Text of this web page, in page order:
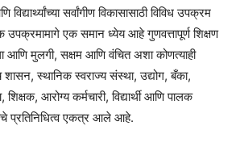
सर्वांगीण विकासासाठी विविध उपक्रम
एक समान ध्येय आहे गुणवत्तापूर्ण शिक्षण
आणि मुलगी, सक्षम आणि वंचित अशा कोणत्याही
स्थानिक स्वराज्य संस्था, उद्योग, बँका,
शिक्षक, आरोग्य कर्मचारी, विद्यार्थी आणि पालक
प्रतिनिधित्व एकत्र आले आहे.